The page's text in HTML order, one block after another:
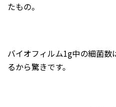
たもの。
バイオフィルム1g中の細菌
るから驚きです。